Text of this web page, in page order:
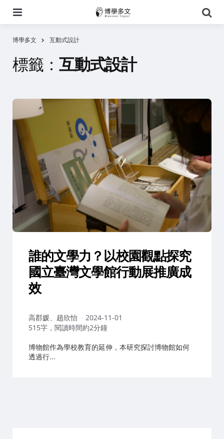
尋
博學多文 互動式設計
標籤： 互動式設計
誰的文學力？以校園觀點探究
國立臺灣文學館行動展推廣成
效
作
者：
高郡媛、趙欣怡
2024-11-01
515字，閱讀時間約2分鐘
博物館作為學校教育的延伸，本研究探討博物館如何
透過行...